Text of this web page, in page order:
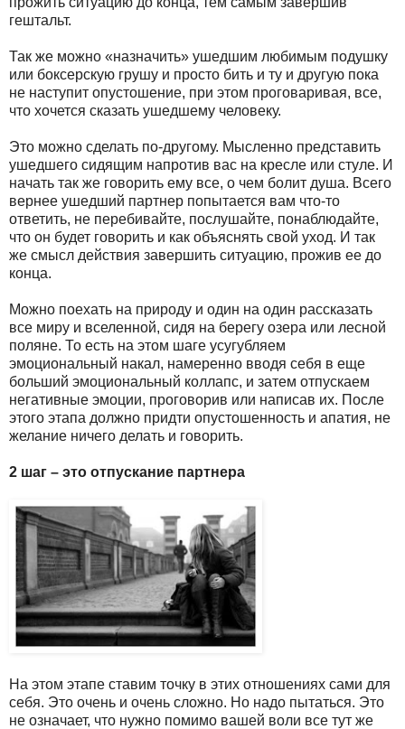
гештальт.
Так же можно «назначить» ушедшим любимым подушку
или боксерскую грушу и просто бить и ту и другую пока
не наступит опустошение, при этом проговаривая, все,
что хочется сказать ушедшему человеку.
Это можно сделать по-другому. Мысленно представить
ушедшего сидящим напротив вас на кресле или стуле. И
начать так же говорить ему все, о чем болит душа. Всего
вернее ушедший партнер попытается вам что-то
ответить, не перебивайте, послушайте, понаблюдайте,
что он будет говорить и как объяснять свой уход. И так
же смысл действия завершить ситуацию, прожив ее до
конца.
Можно поехать на природу и один на один рассказать
все миру и вселенной, сидя на берегу озера или лесной
поляне. То есть на этом шаге усугубляем
эмоциональный накал, намеренно вводя себя в еще
больший эмоциональный коллапс, и затем отпускаем
негативные эмоции, проговорив или написав их. После
этого этапа должно придти опустошенность и апатия, не
желание ничего делать и говорить.
2 шаг – это отпускание партнера
На этом этапе ставим точку в этих отношениях сами для
себя. Это очень и очень сложно. Но надо пытаться. Это
не означает, что нужно помимо вашей воли все тут же